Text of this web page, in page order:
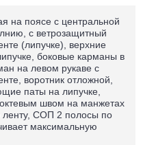
на поясе с центральной
с ветрозащитный
(липучке), верхние
боковые карманы в
на левом рукаве с
воротник отложной,
паты на липучке,
швом на манжетах
ленту, СОП 2 полосы по
максимальную